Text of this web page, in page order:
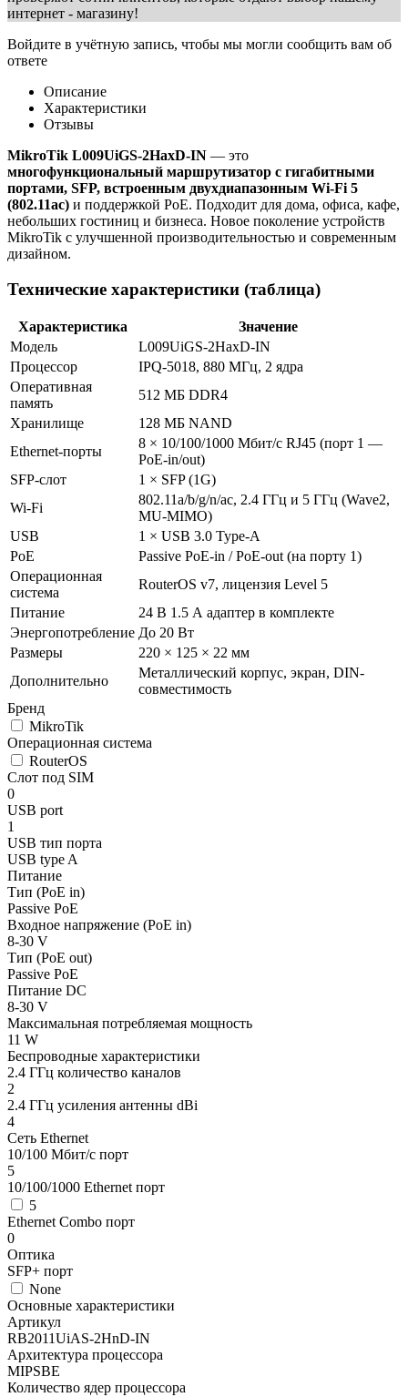
интернет - магазину!
Войдите в учётную запись, чтобы мы могли сообщить вам об
ответе
Описание
Характеристики
Отзывы
MikroTik L009UiGS-2HaxD-IN — это
многофункциональный маршрутизатор с гигабитными
портами, SFP, встроенным двухдиапазонным Wi-Fi 5
(802.11ac) и поддержкой PoE. Подходит для дома, офиса, кафе,
небольших гостиниц и бизнеса. Новое поколение устройств
MikroTik с улучшенной производительностью и современным
дизайном.
Технические характеристики (таблица)
Характеристика
Значение
Модель
L009UiGS-2HaxD-IN
Процессор
IPQ-5018, 880 МГц, 2 ядра
Оперативная
память
512 МБ DDR4
Хранилище
128 МБ NAND
Ethernet-порты
8 × 10/100/1000 Мбит/с RJ45 (порт 1 —
PoE-in/out)
SFP-слот
1 × SFP (1G)
Wi-Fi
802.11a/b/g/n/ac, 2.4 ГГц и 5 ГГц (Wave2,
MU-MIMO)
USB
1 × USB 3.0 Type-A
PoE
Passive PoE-in / PoE-out (на порту 1)
Операционная
система
RouterOS v7, лицензия Level 5
Питание
24 В 1.5 А адаптер в комплекте
Энергопотребление До 20 Вт
Размеры
220 × 125 × 22 мм
Дополнительно
Металлический корпус, экран, DIN-
совместимость
Бренд
MikroTik
Операционная система
RouterOS
Слот под SIM
0
USB port
1
USB тип порта
USB type A
Питание
Тип (PoE in)
Passive PoE
Входное напряжение (PoE in)
8-30 V
Тип (PoE out)
Passive PoE
Питание DC
8-30 V
Максимальная потребляемая мощность
11 W
Беспроводные характеристики
2.4 ГГц количество каналов
2
2.4 ГГц усиления антенны dBi
4
Сеть Ethernet
10/100 Мбит/с порт
5
10/100/1000 Ethernet порт
5
Ethernet Combo порт
0
Оптика
SFP+ порт
None
Основные характеристики
Артикул
RB2011UiAS-2HnD-IN
Архитектура процессора
MIPSBE
Количество ядер процессора